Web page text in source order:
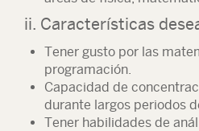
ii. Características
Tener gusto por las
programación.
Capacidad de
durante largos periodos
Tener habilidades de